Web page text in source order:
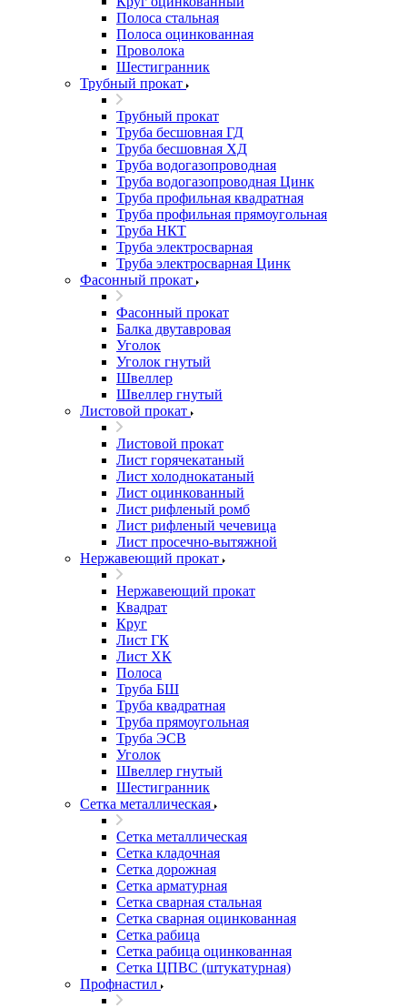
Полоса стальная
Полоса оцинкованная
Проволока
Шестигранник
Трубный прокат
Трубный прокат
Труба бесшовная ГД
Труба бесшовная ХД
Труба водогазопроводная
Труба водогазопроводная Цинк
Труба профильная квадратная
Труба профильная прямоугольная
Труба НКТ
Труба электросварная
Труба электросварная Цинк
Фасонный прокат
Фасонный прокат
Балка двутавровая
Уголок
Уголок гнутый
Швеллер
Швеллер гнутый
Листовой прокат
Листовой прокат
Лист горячекатаный
Лист холоднокатаный
Лист оцинкованный
Лист рифленый ромб
Лист рифленый чечевица
Лист просечно-вытяжной
Нержавеющий прокат
Нержавеющий прокат
Квадрат
Круг
Лист ГК
Лист ХК
Полоса
Труба БШ
Труба квадратная
Труба прямоугольная
Труба ЭСВ
Уголок
Швеллер гнутый
Шестигранник
Сетка металлическая
Сетка металлическая
Сетка кладочная
Сетка дорожная
Сетка арматурная
Сетка сварная стальная
Сетка сварная оцинкованная
Сетка рабица
Сетка рабица оцинкованная
Сетка ЦПВС (штукатурная)
Профнастил